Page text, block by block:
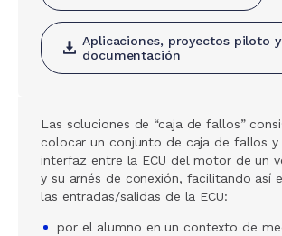
Aplicaciones, proyectos piloto y
documentación
Las soluciones de “caja de fallos”
colocar un conjunto de caja de fallos y
interfaz entre la ECU del motor de un
y su arnés de conexión, facilitando así
las entradas/salidas de la ECU:
por el alumno en un contexto de